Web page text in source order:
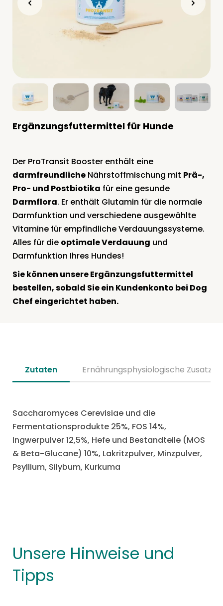
Ergänzungsfuttermittel für Hunde
Der ProTransit Booster enthält eine
darmfreundliche Nährstoffmischung mit Prä-,
Pro- und Postbiotika für eine gesunde
Darmflora. Er enthält Glutamin für die normale
Darmfunktion und verschiedene ausgewählte
Vitamine für empfindliche Verdauungssysteme.
Alles für die optimale Verdauung und
Darmfunktion Ihres Hundes!
Sie können unsere Ergänzungsfuttermittel
bestellen, sobald Sie ein Kundenkonto bei Dog
Chef eingerichtet haben.
Zutaten Ernährungsphysiologische
Saccharomyces Cerevisiae und die
Fermentationsprodukte 25%, FOS 14%,
Ingwerpulver 12,5%, Hefe und Bestandteile (MOS
& Beta-Glucane) 10%, Lakritzpulver, Minzpulver,
Psyllium, Silybum, Kurkuma
Unsere Hinweise und
Tipps